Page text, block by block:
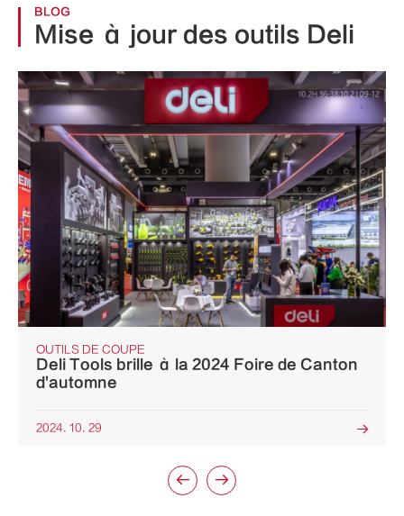
BLOG
Mise à jour des outils Deli
OUTILS DE COUPE
Deli Tools brille à la 2024 Foire de Canton
d'automne
2024. 10. 29 
 